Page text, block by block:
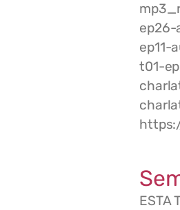
ep26-
ep11-
t01-
ESTA